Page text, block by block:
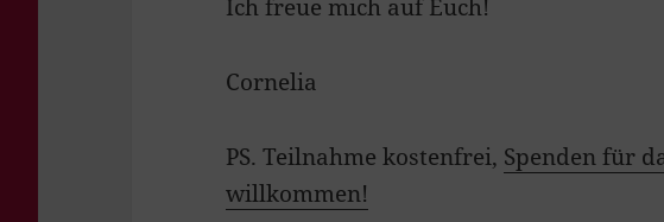
Ich freue mich auf Euch!
Cornelia
PS. Teilnahme kostenfrei, Spenden für
willkommen!